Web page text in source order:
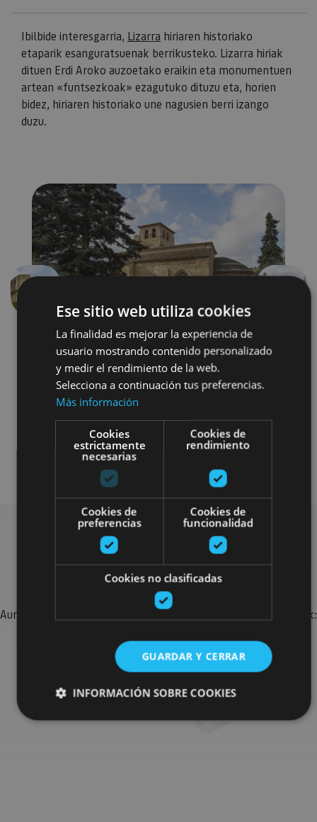
Ibilbide interesgarria, Lizarra hiriaren historiako
etaparik esanguratsuenak berrikusteko. Lizarra hiriak
dituen Erdi Aroko auzoetako eraikin eta monumentuen
artean «funtsezkoak» ezagutuko dituzu eta, horien
bidez, hiriaren historiako une nagusien berri izango
duzu.
Localidades Camino de Santiago
Visitas guiadas
Bilatu plan gehiago
Aurkitu zure bidaia Nafarroan osatzeko planak eta iradokizunak:
garrantzitsuenak.
Joan planen bilatzailera
Ese sitio web utiliza cookies
La finalidad es mejorar la experiencia de
usuario mostrando contenido personalizado
y medir el rendimiento de la web.
Selecciona a continuación tus preferencias.
Más información
Cookies
estrictamente
necesarias
Cookies de
rendimiento
Cookies de
preferencias
Cookies de
funcionalidad
Cookies no clasificadas
GUARDAR Y CERRAR
INFORMACIÓN SOBRE COOKIES